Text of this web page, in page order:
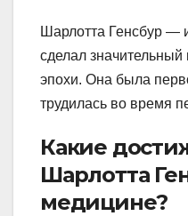
Шарлотта Генсбур —
сделал
эпохи. Она была
трудилась во время
Какие
Шарлотта
медицине?